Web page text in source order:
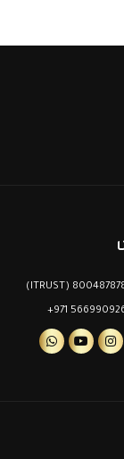
800487878
566990926